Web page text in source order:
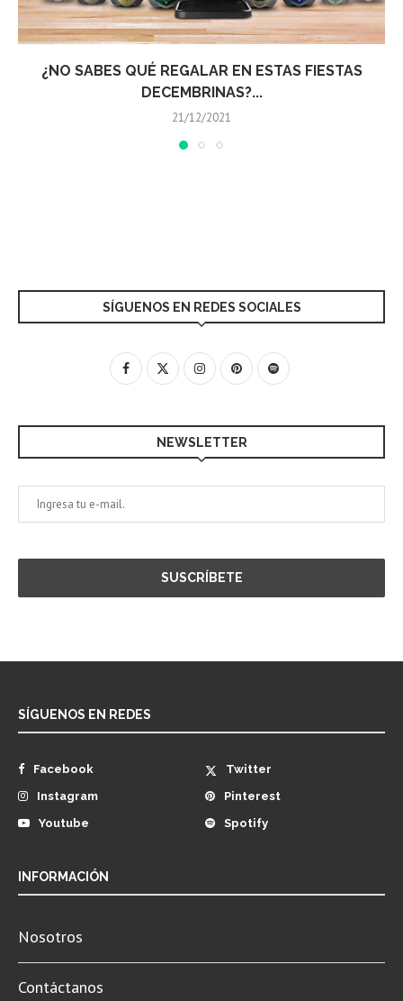
MEGA LANZA EL NUEVO CYBERTRUCK EN ALIANZA
CON...
21/12/2021
SÍGUENOS EN REDES SOCIALES
NEWSLETTER
SÍGUENOS EN REDES
Facebook
Twitter
Instagram
Pinterest
Youtube
Spotify
INFORMACIÓN
Nosotros
Contáctanos